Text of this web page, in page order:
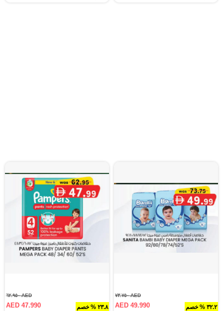
٣٢.٢ % خصم
AED ٧٣.٧٥٠
AED 49.990 ٢٣.٨ % خصم
AED ٦٢.٩٥٠
AED 47.990